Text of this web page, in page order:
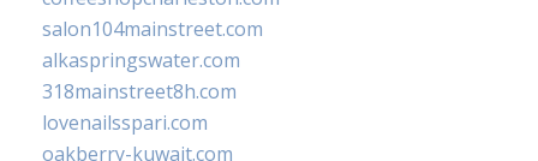
salon104mainstreet.com
alkaspringswater.com
318mainstreet8h.com
lovenailsspari.com
oakberry-kuwait.com